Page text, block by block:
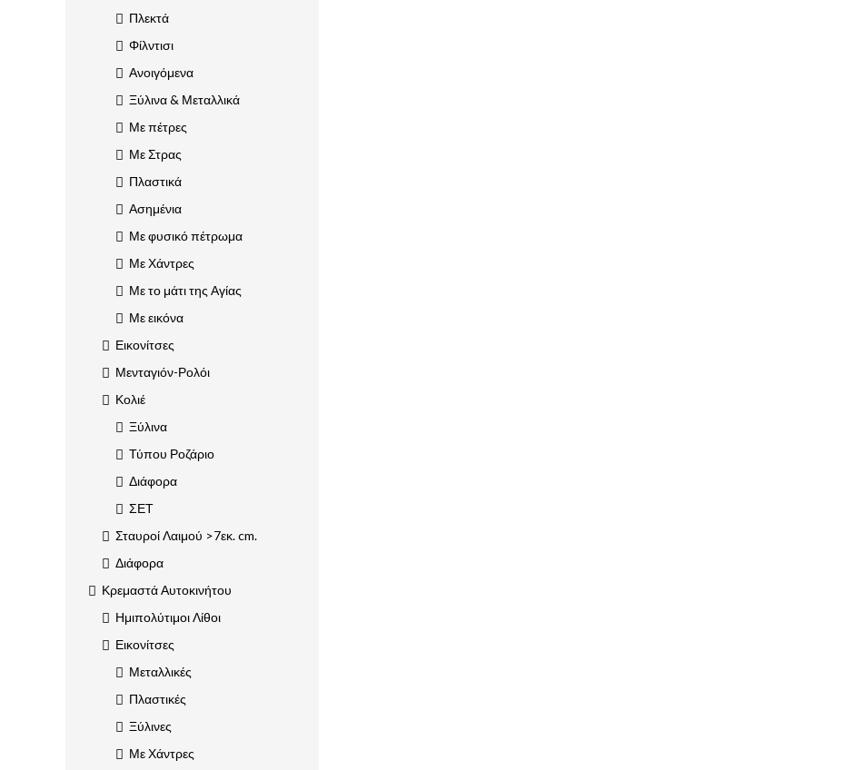
Πλεκτά
Φίλντισι
Ανοιγόμενα
Ξύλινα & Μεταλλικά
Με πέτρες
Με Στρας
Πλαστικά
Ασημένια
Με φυσικό πέτρωμα
Με Χάντρες
Με το μάτι της Αγίας
Με εικόνα
Εικονίτσες
Μενταγιόν-Ρολόι
Κολιέ
Ξύλινα
Τύπου Ροζάριο
Διάφορα
ΣΕΤ
Σταυροί Λαιμού >7εκ. cm.
Διάφορα
Κρεμαστά Αυτοκινήτου
Ημιπολύτιμοι Λίθοι
Εικονίτσες
Μεταλλικές
Πλαστικές
Ξύλινες
Με Χάντρες